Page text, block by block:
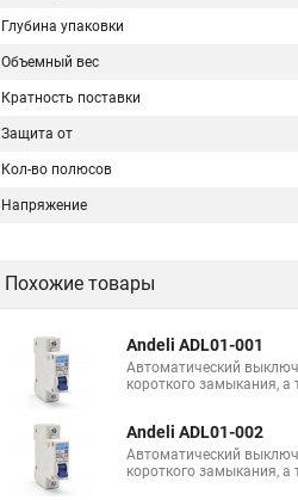
Глубина упаковки
Объемный вес
Кратность поставки
Защита от
Кол-во полюсов
Напряжение
Похожие товары
Andeli ADL01-001
Автоматический
короткого замыкания, а
Andeli ADL01-002
Автоматический
короткого замыкания, а